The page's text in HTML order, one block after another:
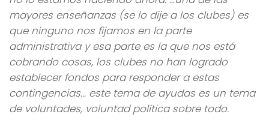
mayores enseñanzas (se lo dije a los clubes) es
que ninguno nos fijamos en la parte
administrativa y esa parte es la que nos está
cobrando cosas, los clubes no han logrado
establecer fondos para responder a estas
contingencias… este tema de ayudas es un tema
de voluntades, voluntad política sobre todo.